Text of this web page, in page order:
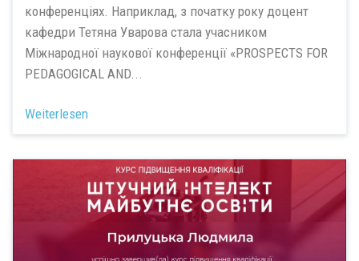
конференціях. Наприклад, з початку року доцент
кафедри Тетяна Уварова стала учасником
Міжнародної наукової конференції «PROSPECTS FOR
PEDAGOGICAL AND...
Weiterlesen